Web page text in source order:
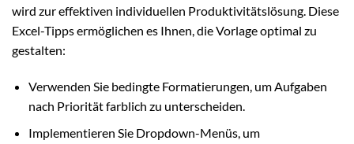
wird zur effektiven individuellen Produktivitätslösung. Diese
Excel-Tipps ermöglichen es Ihnen, die Vorlage optimal zu
gestalten:
Verwenden Sie bedingte Formatierungen, um Aufgaben
nach Priorität farblich zu unterscheiden.
Implementieren Sie Dropdown-Menüs, um